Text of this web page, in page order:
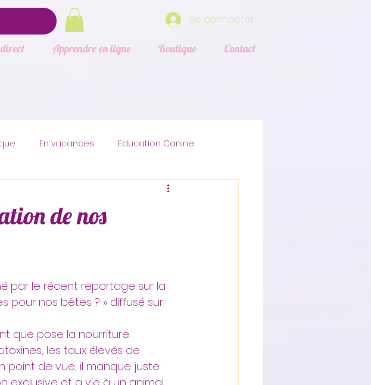
Se connecter
Apprendre en ligne Boutique Contact
En vacances Education Canine
et félins
de nos
par le récent reportage sur la
pour nos bêtes ? » diffusé sur
que pose la nourriture
les taux élevés de
point de vue, il manque juste